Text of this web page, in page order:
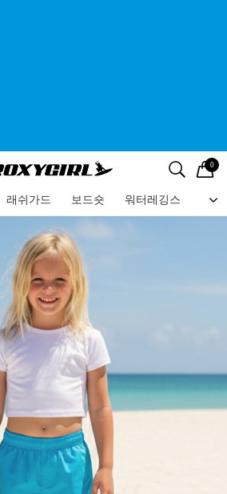
검색
로고 0
래쉬가드 보드숏 워터레깅스 비
메뉴